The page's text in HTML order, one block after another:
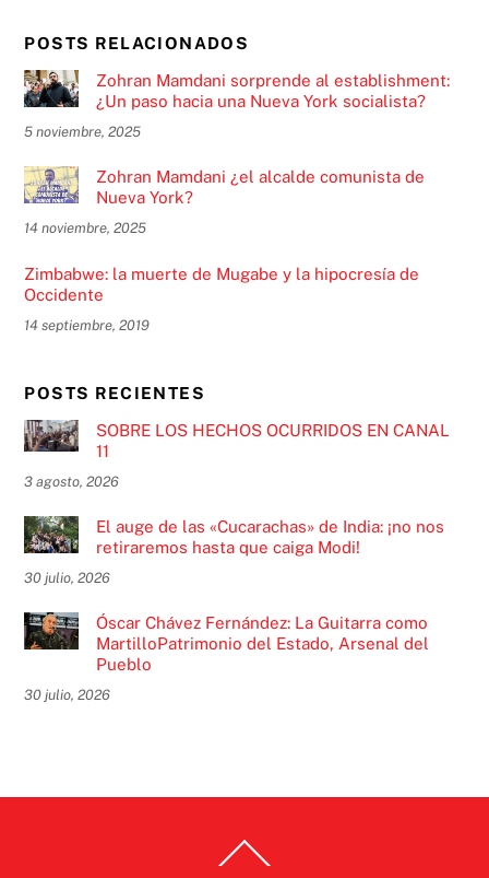
POSTS RELACIONADOS
Zohran Mamdani sorprende al establishment:
¿Un paso hacia una Nueva York socialista?
5 noviembre, 2025
Zohran Mamdani ¿el alcalde comunista de
Nueva York?
14 noviembre, 2025
Zimbabwe: la muerte de Mugabe y la hipocresía de
Occidente
14 septiembre, 2019
POSTS RECIENTES
SOBRE LOS HECHOS OCURRIDOS EN CANAL
11
3 agosto, 2026
El auge de las «Cucarachas» de India: ¡no nos
retiraremos hasta que caiga Modi!
30 julio, 2026
Óscar Chávez Fernández: La Guitarra como
MartilloPatrimonio del Estado, Arsenal del
Pueblo
30 julio, 2026
To